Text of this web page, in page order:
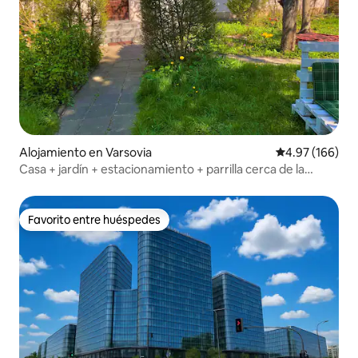
Alojamiento en Varsovia Calificación
4.97 (166)
Casa + jardín + estacionamiento + parrilla cerca de la
Favorito entre huéspedes
Favorito entre huéspedes